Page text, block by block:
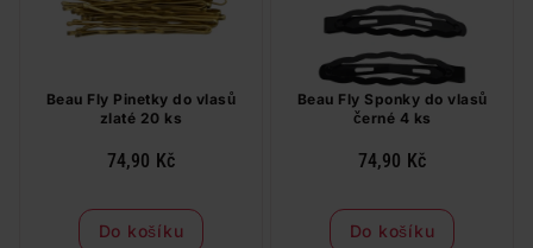
Beau Fly Pinetky do vlasů
zlaté 20 ks
74,90 Kč
Do košíku
Beau Fly Sponky do vlasů
černé 4 ks
74,90 Kč
Do košíku